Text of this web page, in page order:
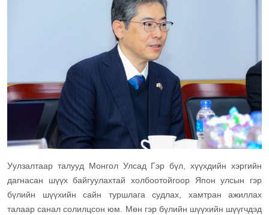
Уулзалтаар талууд Монгол Улсад Гэр бүл, хүүхдийн хэргийн
дагнасан шүүх байгуулахтай холбоотойгоор Япон улсын гэр
бүлийн шүүхийн сайн туршлага судлах, хамтран ажиллах
талаар санал солилцсон юм. Мөн гэр бүлийн шүүхийн шүүгчдэд